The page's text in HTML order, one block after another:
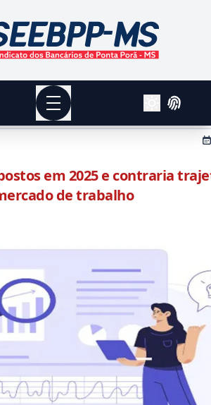
- Sindicato dos Bancários de Ponta
Menu
AlterarLogin
em 2025 e contraria
de trabalho